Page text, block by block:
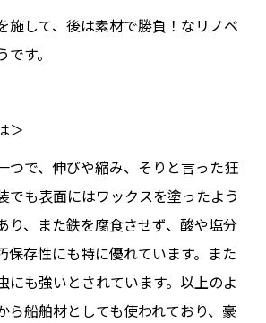
施して、後は素材で勝負！なリノベ
す。
＞
つで、伸びや縮み、そりと言った狂
でも表面にはワックスを塗ったよう
り、また鉄を腐食させず、酸や塩分
保存性にも特に優れています。また
にも強いとされています。以上のよ
ら船舶材としても使われており、豪